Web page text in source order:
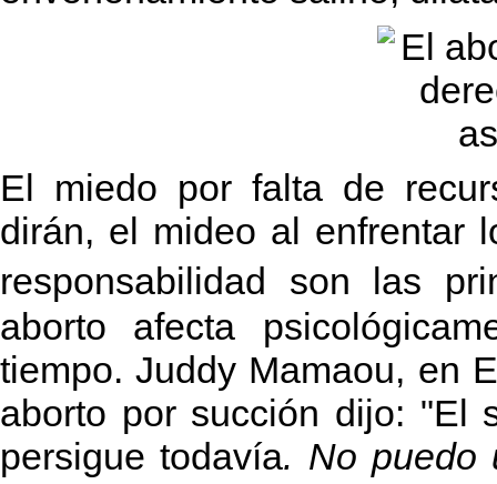
El miedo por falta de
dirán, el mideo al enfrentar
responsabilidad son las
aborto afecta
tiempo. Juddy Mamaou, en
aborto por succión dijo: "El
persigue todavía. No puedo